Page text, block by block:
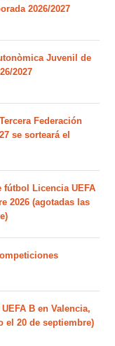
2026/2027
Juvenil de
2027
Federación
se sorteará el
fútbol Licencia UEFA
2026 (agotadas las
B en Valencia,
el 20 de septiembre)